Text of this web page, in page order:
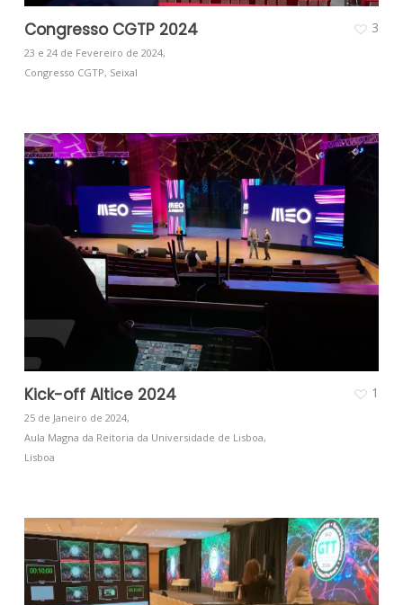
Congresso CGTP 2024
23 e 24 de Fevereiro de 2024,
Congresso CGTP, Seixal
3
Kick-off Altice 2024
25 de Janeiro de 2024,
Aula Magna da Reitoria da Universidade de Lisboa,
Lisboa
1